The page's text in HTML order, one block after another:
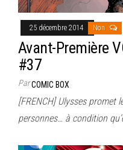
25 décembre 2014 Non
Avant-Première
#37
ParCOMIC BOX
[FRENCH] Ulysses promet
personnes… à condition